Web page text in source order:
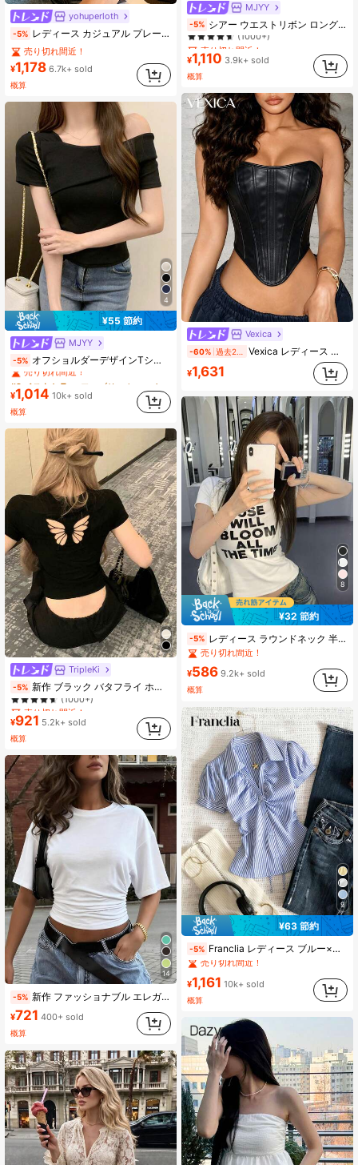
yohuperloth
-5% レディース カジュアル プレーン Vネック 半袖 Tシャツ、夏 ホワイト
売り切れ間近！
¥1,178 6.7k+ sold
概算
4
¥55 節約
MJYY
-5% オフショルダーデザインTシャツ レディース、ミニマリスト 半袖トップ 夏カジュアル ブラック、クリーンガール美学
#2 ベストセラー
売り切れ間近！
(1000+)
#2 ベストセラー
売り切れ間近！
#2 ベストセラー
売り切れ間近！
#2 ベストセラー
ファブリック 女性用Tシャツ
(1000+)
¥1,014 10k+ sold
概算
TripleKi
-5% 新作 ブラック バタフライ ホローアウト 半袖 スタイリッシュ カジュアル トップス 夏用 通気性
売り切れ間近！
(1000+)
売り切れ間近！
(1000+)
売り切れ間近！
(1000+)
売り切れ間近！
¥921 5.2k+ sold
概算
14
-5% 新作 ファッショナブル エレガント 無地 カジュアル 万能 ウエストシャーリング Tシャツ、デイリー、学校、ビーチ、バケーション、ホームウェアに適した ホワイト サマー、クリーンガール エステティック
¥721 400+ sold
概算
MJYY
-5% シアー ウエストリボン ロング袖カバーアップ、ルーズでスリミング セクシートップ カジュアル春 ホワイト
売り切れ間近！
(1000+)
売り切れ間近！
(1000+)
売り切れ間近！
(1000+)
売り切れ間近！
¥1,110 3.9k+ sold
概算
Vexica
-60% Vexica レディース セクシー レザーコルセット チューブトップ エレガント ナイトアウト デイリー お出かけ パーティー用 バストトップ クロップトップ、イブニングディナーとハロウィンパーティー
¥1,631
8
¥32 節約
-5% レディース ラウンドネック 半袖Tシャツ 夏新作 レタープリント アメリカンホットガール風 ファッション カジュアル 万能 スリムフィット クロップド丈 ホワイト
#2 ベストセラー
に ポリエステル デイリーTシャツ
売り切れ間近！
(1000+)
#2 ベストセラー
売り切れ間近！
#2 ベストセラー
売り切れ間近！
#2 ベストセラー
に ポリエステル デイリーTシャツ
(1000+)
¥586 9.2k+ sold
概算
9
¥63 節約
-5% Franclia レディース ブルー×ホワイト ストライプ ボタン付きシャーリング Vネックシャツ 夏向け エフォートレスシック ブラウス 通学・新学期向け 春カジュアル
#1 ベストセラー
に ファブリック 柔らかなオフィスブラウス
売り切れ間近！
(1000+)
#1 ベストセラー
売り切れ間近！
#1 ベストセラー
売り切れ間近！
#1 ベストセラー
に ファブリック 柔らかなオフィスブラウス
(1000+)
¥1,161 10k+ sold
概算